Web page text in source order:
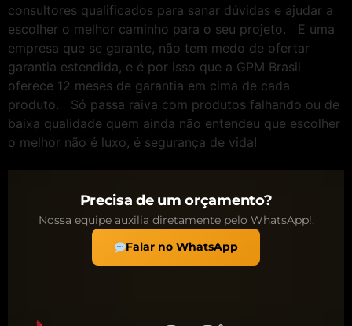
consultores qualificados para sanar dúvidas e ajudar a
escolher o melhor caminho para o seu projeto. E uma
empresa que se garante, não tem medo de ofertar
garantia estendida, e é por isso que a GPM Brasil
oferece 12 meses de garantia em cima de cada
produto. Só passa raiva com produtos falhando ou de
baixa qualidade quem ainda não entendeu que escolher
o melhor não é luxo, é segurança de vida!
Precisa de um orçamento?
Nossa equipe auxilia diretamente pelo WhatsApp!.
Falar no WhatsApp